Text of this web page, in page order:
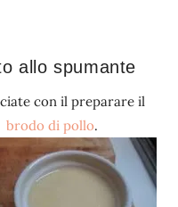
allo spumante
con il preparare il
brodo di pollo.